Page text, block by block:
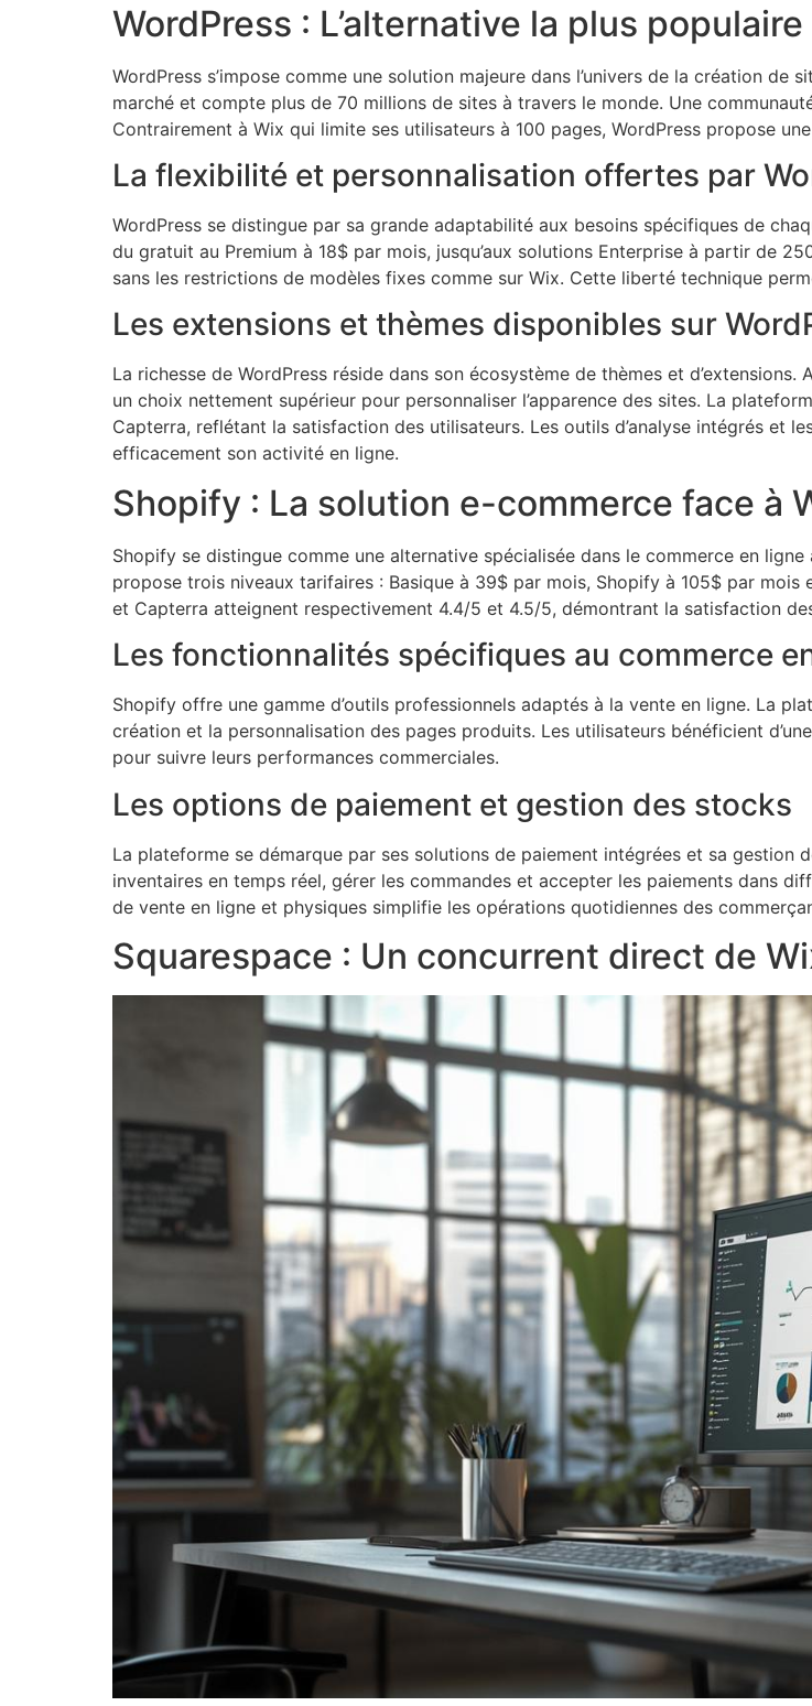
WordPress : L’alternative la plus populaire
WordPress s’impose comme une solution majeure dans l’univers de la création
marché et compte plus de 70 millions de sites à travers le monde. Une
Contrairement à Wix qui limite ses utilisateurs à 100 pages, WordPress propose
La flexibilité et personnalisation offertes par
WordPress se distingue par sa grande adaptabilité aux besoins spécifiques de
du gratuit au Premium à 18$ par mois, jusqu’aux solutions Enterprise à partir de
sans les restrictions de modèles fixes comme sur Wix. Cette liberté technique
Les extensions et thèmes disponibles sur
La richesse de WordPress réside dans son écosystème de thèmes et
un choix nettement supérieur pour personnaliser l’apparence des sites. La
Capterra, reflétant la satisfaction des utilisateurs. Les outils d’analyse intégrés et
efficacement son activité en ligne.
Shopify : La solution e-commerce face à
Shopify se distingue comme une alternative spécialisée dans le commerce en
propose trois niveaux tarifaires : Basique à 39$ par mois, Shopify à 105$ par
et Capterra atteignent respectivement 4.4/5 et 4.5/5, démontrant la satisfaction
Les fonctionnalités spécifiques au commerce
Shopify offre une gamme d’outils professionnels adaptés à la vente en ligne. La
création et la personnalisation des pages produits. Les utilisateurs bénéficient
pour suivre leurs performances commerciales.
Les options de paiement et gestion des stocks
La plateforme se démarque par ses solutions de paiement intégrées et sa gestion
inventaires en temps réel, gérer les commandes et accepter les paiements dans
de vente en ligne et physiques simplifie les opérations quotidiennes des
Squarespace : Un concurrent direct de